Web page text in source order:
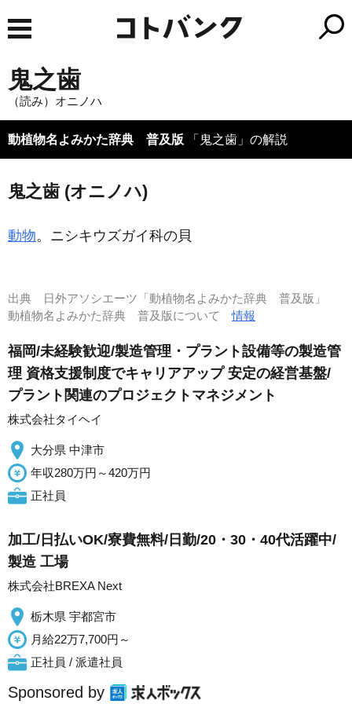
鬼之歯
（読み）オニノハ
動植物名よみかた辞典 普及版 「鬼之歯」の解説
鬼之歯 (オニノハ)
動物。ニシキウズガイ科の貝
出典
日外アソシエーツ「動植物名よみかた辞典 普及版」
動植物名よみかた辞典 普及版について情報
福岡/未経験歓迎/製造管理・プラント設備等の製造管
理 資格支援制度でキャリアアップ 安定の経営基盤/
プラント関連のプロジェクトマネジメント
株式会社タイヘイ
大分県 中津市
年収280万円～420万円
正社員
加工/日払いOK/寮費無料/日勤/20・30・40代活躍中/
製造 工場
株式会社BREXA Next
栃木県 宇都宮市
月給22万7,700円～
正社員 / 派遣社員
Sponsored by